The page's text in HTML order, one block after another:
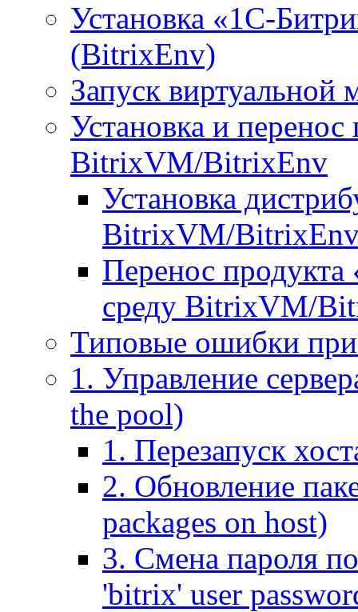
Установка «1С-
(BitrixEnv)
Запуск
Установка и
BitrixVM/BitrixEnv
Установка
BitrixVM/
Перенос
среду BitrixVM/
Типовые ошибки при
1. Управление
the pool)
1. Перезапуск
2. Обновление
packages on host)
3. Смена пароля
'bitrix' user